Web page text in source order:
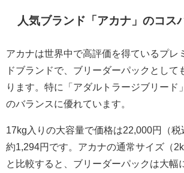
人気ブランド「アカナ」のコス
アカナは世界中で高評価を得ているプレ
ドブランドで、ブリーダーパックとして
ります。特に「アダルトラージブリード
のバランスに優れています。
17kg入りの大容量で価格は22,000円（
約1,294円です。アカナの通常サイズ（
と比較すると、ブリーダーパックは大幅